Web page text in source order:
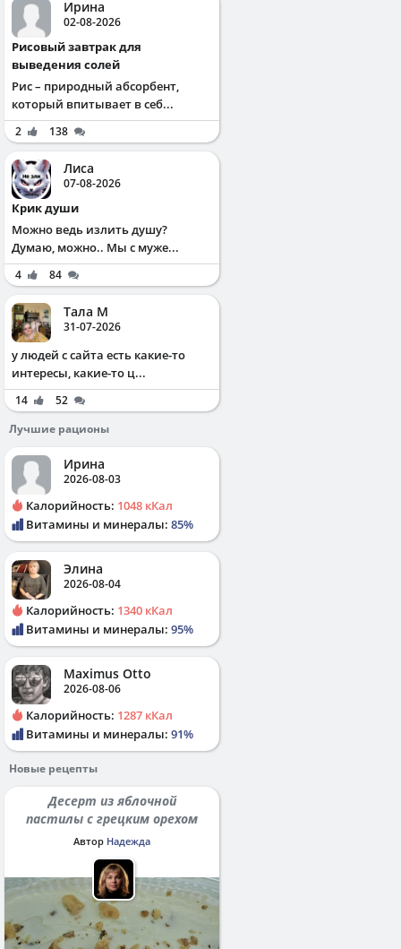
Ирина
02-08-2026
Рисовый завтрак для
выведения солей
Рис – природный абсорбент,
который впитывает в себ...
2 138
Лиса
07-08-2026
Крик души
Можно ведь излить душу?
Думаю, можно.. Мы с муже...
4 84
Тала М
31-07-2026
у людей с сайта есть какие-то
интересы, какие-то ц...
14
52
Лучшие рационы
Ирина
2026-08-03
Калорийность: 1048 кКал
Витамины и минералы: 85%
Элина
2026-08-04
Калорийность: 1340 кКал
Витамины и минералы: 95%
Maximus Otto
2026-08-06
Калорийность: 1287 кКал
Витамины и минералы: 91%
Новые рецепты
Десерт из яблочной
пастилы с грецким орехом
Автор Надежда